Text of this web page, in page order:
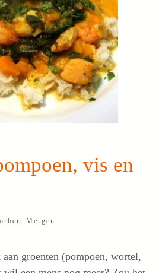
vis en
Mergen
groenten (pompoen, wortel,